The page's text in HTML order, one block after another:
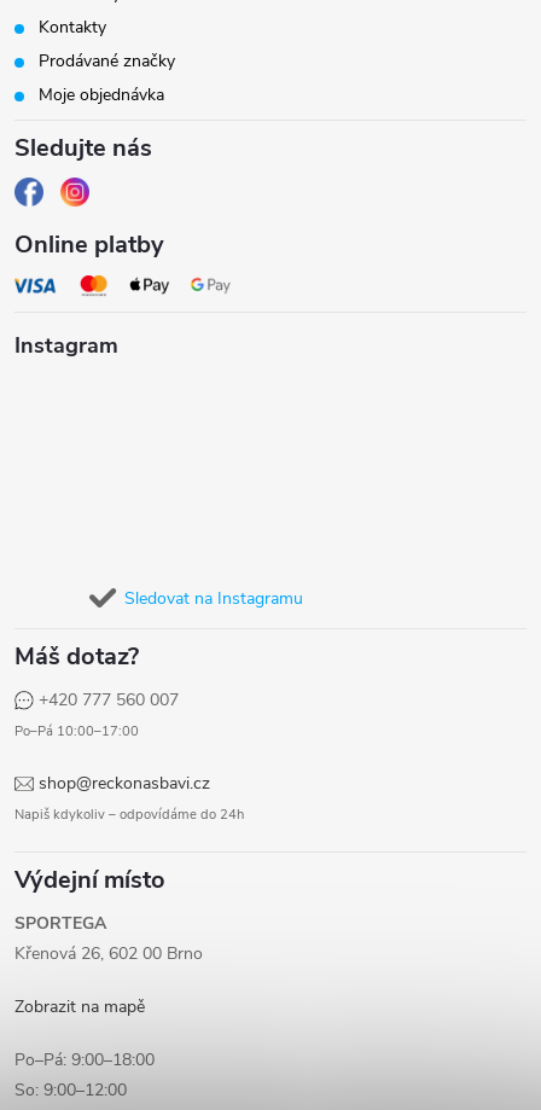
t
Kontakty
Prodávané značky
Moje objednávka
Sledujte nás
Online platby
Instagram
Sledovat na Instagramu
Máš dotaz?
+420 777 560 007
Po–Pá 10:00–17:00
shop@reckonasbavi.cz
Napiš kdykoliv – odpovídáme do 24h
Výdejní místo
SPORTEGA
Křenová 26, 602 00 Brno
Zobrazit na mapě
Po–Pá: 9:00–18:00
So: 9:00–12:00